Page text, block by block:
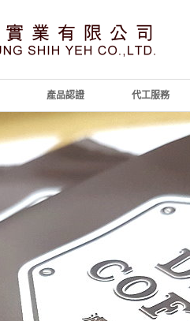
產品認證 代工服務